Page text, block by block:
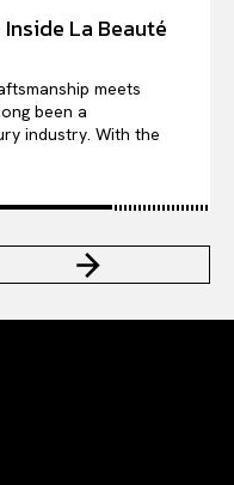
La Beauté
meets
been a
industry. With the